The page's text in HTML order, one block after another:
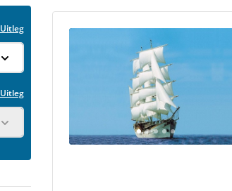
Uitleg
Uitleg